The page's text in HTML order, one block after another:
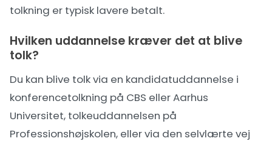
tolkning er typisk lavere betalt.
Hvilken uddannelse kræver det at blive
tolk?
Du kan blive tolk via en kandidatuddannelse i
konferencetolkning på CBS eller Aarhus
Universitet, tolkeuddannelsen på
Professionshøjskolen, eller via den selvlærte vej